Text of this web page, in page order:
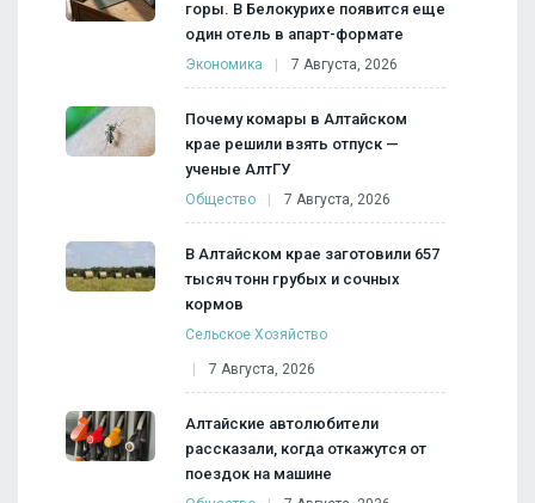
горы. В Белокурихе появится еще
один отель в апарт-формате
Экономика 7 Августа, 2026
Почему комары в Алтайском
крае решили взять отпуск —
ученые АлтГУ
Общество 7 Августа, 2026
В Алтайском крае заготовили 657
тысяч тонн грубых и сочных
кормов
Сельское Хозяйство
7 Августа, 2026
Алтайские автолюбители
рассказали, когда откажутся от
поездок на машине